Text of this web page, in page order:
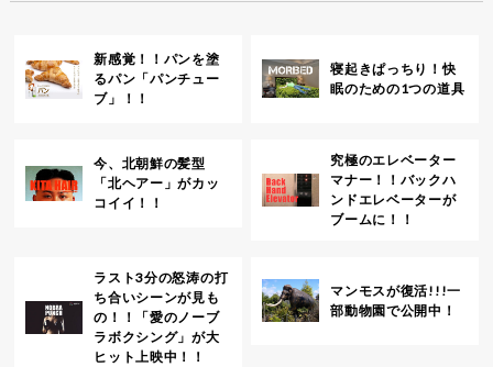
新感覚！！パンを塗
るパン「パンチュー
ブ」！！
寝起きぱっちり！快
眠のための1つの道具
今、北朝鮮の髪型
「北ヘアー」がカッ
コイイ！！
究極のエレベーター
マナー！！バックハ
ンドエレベーターが
ブームに！！
ラスト3分の怒涛の打
ち合いシーンが見も
の！！「愛のノーブ
ラボクシング」が大
ヒット上映中！！
マンモスが復活!!!一
部動物園で公開中！